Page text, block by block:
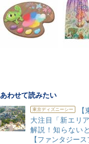
あわせて読みたい
東京ディズニーシー
大注目「新エリ
解説！知らない
【ファンタジース